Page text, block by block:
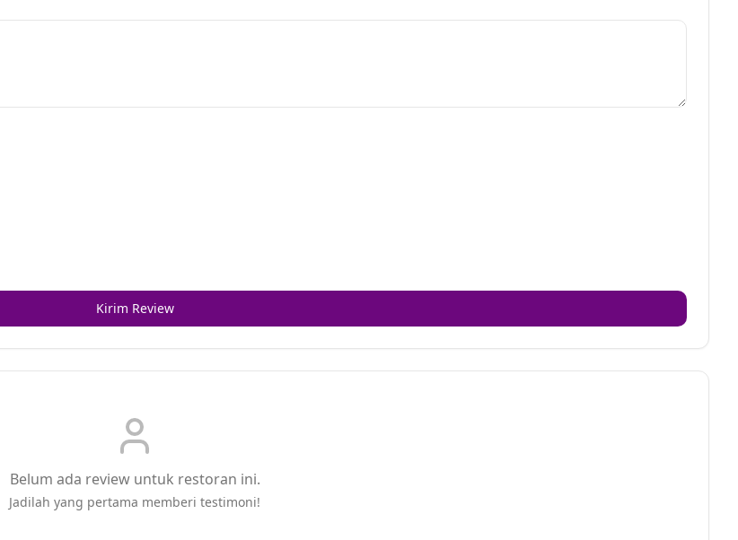
Kirim Review
Belum ada review untuk restoran ini.
Jadilah yang pertama memberi testimoni!